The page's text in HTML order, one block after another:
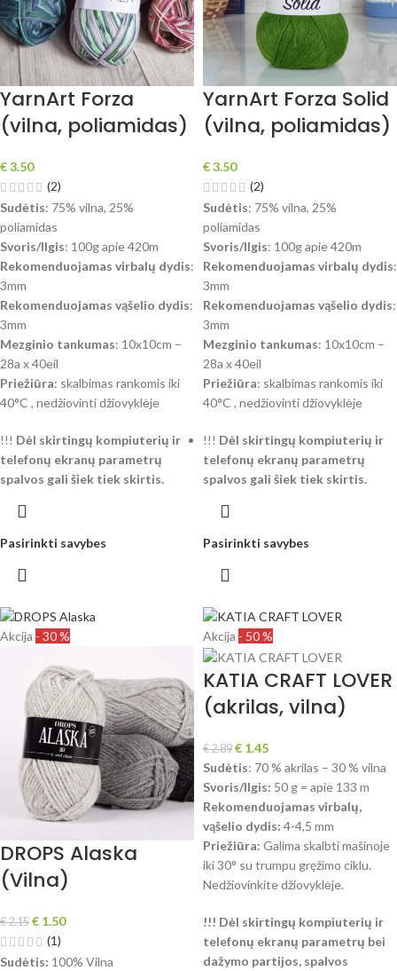
YarnArt Forza
(vilna, poliamidas)
€3.50
(2)
Sudėtis: 75% vilna, 25%
poliamidas
Svoris/Ilgis: 100g apie 420m
Rekomenduojamas virbalų dydis:
3mm
Rekomenduojamas vąšelio dydis:
3mm
Mezginio tankumas: 10x10cm –
28a x 40eil
Priežiūra: skalbimas rankomis iki
40°C , nedžiovinti džiovyklėje
!!! Dėl skirtingų kompiuterių ir
telefonų ekranų parametrų
spalvos gali šiek tiek skirtis.
Pasirinkti savybes
YarnArt Forza Solid
(vilna, poliamidas)
€3.50
(2)
Sudėtis: 75% vilna, 25%
poliamidas
Svoris/Ilgis: 100g apie 420m
Rekomenduojamas virbalų dydis:
3mm
Rekomenduojamas vąšelio dydis:
3mm
Mezginio tankumas: 10x10cm –
28a x 40eil
Priežiūra: skalbimas rankomis iki
40°C , nedžiovinti džiovyklėje
!!! Dėl skirtingų kompiuterių ir
telefonų ekranų parametrų
spalvos gali šiek tiek skirtis.
Pasirinkti savybes
Akcija - 30 %
DROPS Alaska
(Vilna)
€2.15 € 1.50
(1)
Sudėtis: 100% Vilna
Akcija - 50 %
KATIA CRAFT LOVER
(akrilas, vilna)
€2.89 € 1.45
Sudėtis: 70 % akrilas – 30 % vilna
Svoris/Ilgis: 50 g = apie 133 m
Rekomenduojamas virbalų,
vąšelio dydis: 4-4,5 mm
Priežiūra: Galima skalbti mašinoje
iki 30° su trumpu gręžimo ciklu.
Nedžiovinkite džiovyklėje.
!!! Dėl skirtingų kompiuterių ir
telefonų ekranų parametrų bei
dažymo partijos, spalvos